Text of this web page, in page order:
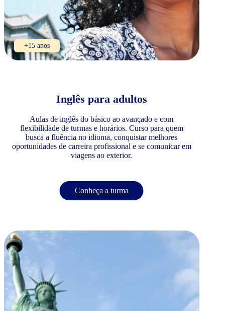
+15 anos
Inglês para adultos
Aulas de inglês do básico ao avançado e com
flexibilidade de turmas e horários. Curso para quem
busca a fluência no idioma, conquistar melhores
oportunidades de carreira profissional e se comunicar em
viagens ao exterior.
Conheça a turma